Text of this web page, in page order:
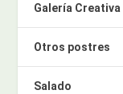
Galería Creativa
Otros postres
Salado